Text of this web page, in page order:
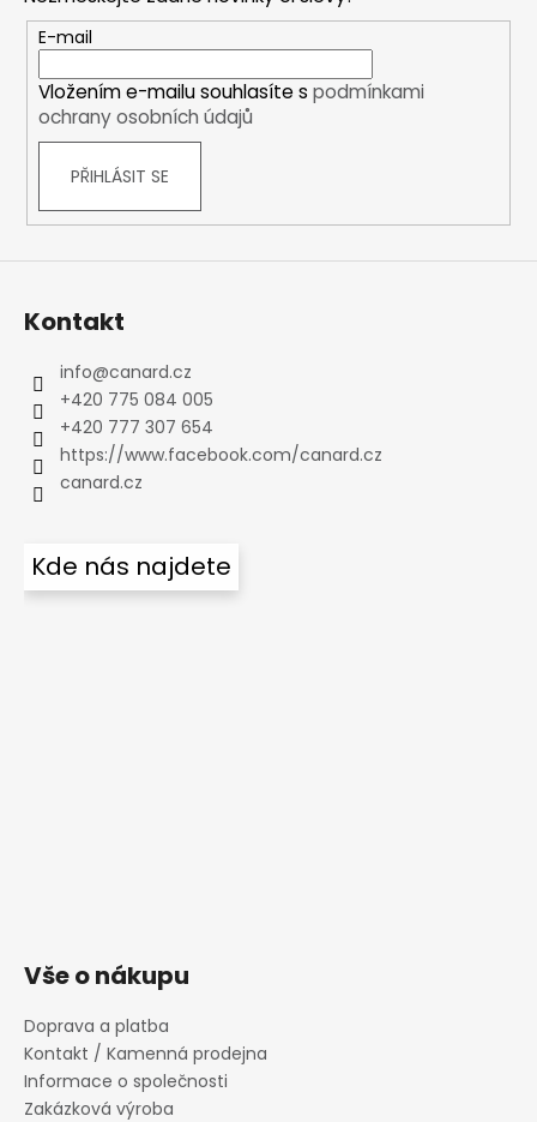
E-mail
Vložením e-mailu souhlasíte s podmínkami
ochrany osobních údajů
PŘIHLÁSIT SE
Kontakt
info@canard.cz
+420 775 084 005
+420 777 307 654
https://www.facebook.com/canard.cz
canard.cz
Kde nás najdete
Vše o nákupu
Doprava a platba
Kontakt / Kamenná prodejna
Informace o společnosti
Zakázková výroba